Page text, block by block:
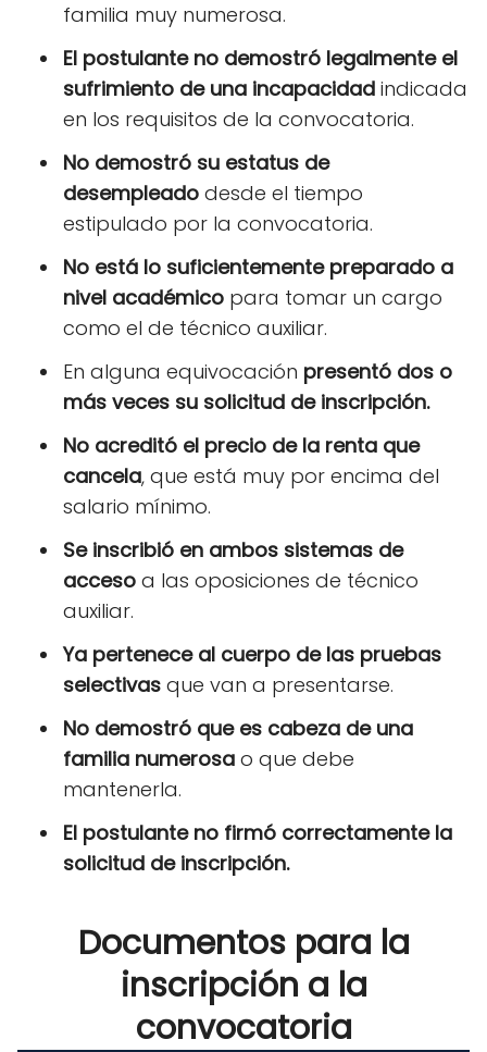
familia muy numerosa.
El postulante no demostró legalmente el
sufrimiento de una incapacidad indicada
en los requisitos de la convocatoria.
No demostró su estatus de
desempleado desde el tiempo
estipulado por la convocatoria.
No está lo suficientemente preparado a
nivel académico para tomar un cargo
como el de técnico auxiliar.
En alguna equivocación presentó dos o
más veces su solicitud de inscripción.
No acreditó el precio de la renta que
cancela, que está muy por encima del
salario mínimo.
Se inscribió en ambos sistemas de
acceso a las oposiciones de técnico
auxiliar.
Ya pertenece al cuerpo de las pruebas
selectivas que van a presentarse.
No demostró que es cabeza de una
familia numerosa o que debe
mantenerla.
El postulante no firmó correctamente la
solicitud de inscripción.
Documentos para la
inscripción a la
convocatoria